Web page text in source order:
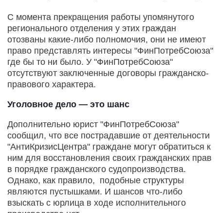
С момента прекращения работы упомянутого
регионального отделения у этих граждан
отозваны какие-либо полномочия, они не имеют
право представлять интересы "ФинПотребСоюза"
где бы то ни было. У "ФинПотребСоюза"
отсутствуют заключенные договоры гражданско-
правового характера.
Уголовное дело — это шанс
Дополнительно юрист "ФинПотребСоюза"
сообщил, что все пострадавшие от деятельности
"АнтиКризисЦентра" граждане могут обратиться к
ним для восстановления своих гражданских прав
в порядке гражданского судопроизводства.
Однако, как правило, подобные структуры
являются пустышками. И шансов что-либо
взыскать с юрлица в ходе исполнительного